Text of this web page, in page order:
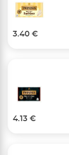
3.40 €
4.13 €